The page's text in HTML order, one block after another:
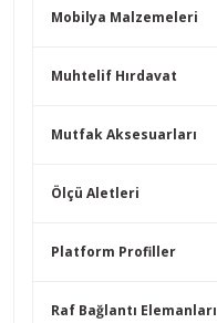
Mobilya Malzemeleri
Muhtelif Hırdavat
Mutfak Aksesuarları
Ölçü Aletleri
Platform Profiller
Raf Bağlantı Elemanları